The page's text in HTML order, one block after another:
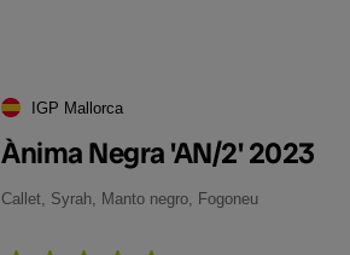
IGP Mallorca
Ànima Negra 'AN/2' 2023
Callet, Syrah, Manto negro, Fogoneu